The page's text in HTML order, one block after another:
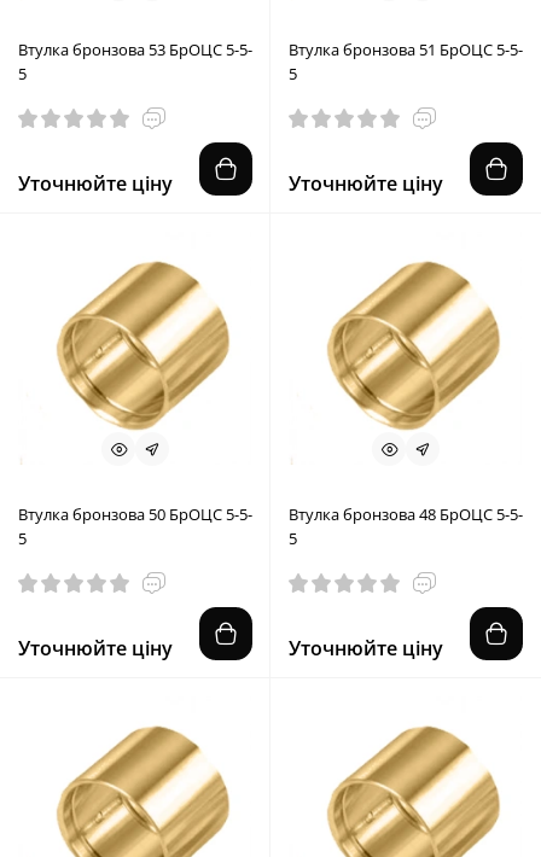
Втулка бронзова 53 БрОЦС 5-5-
5
Уточнюйте ціну
Втулка бронзова 51 БрОЦС 5-5-
5
Уточнюйте ціну
Втулка бронзова 50 БрОЦС 5-5-
5
Уточнюйте ціну
Втулка бронзова 48 БрОЦС 5-5-
5
Уточнюйте ціну